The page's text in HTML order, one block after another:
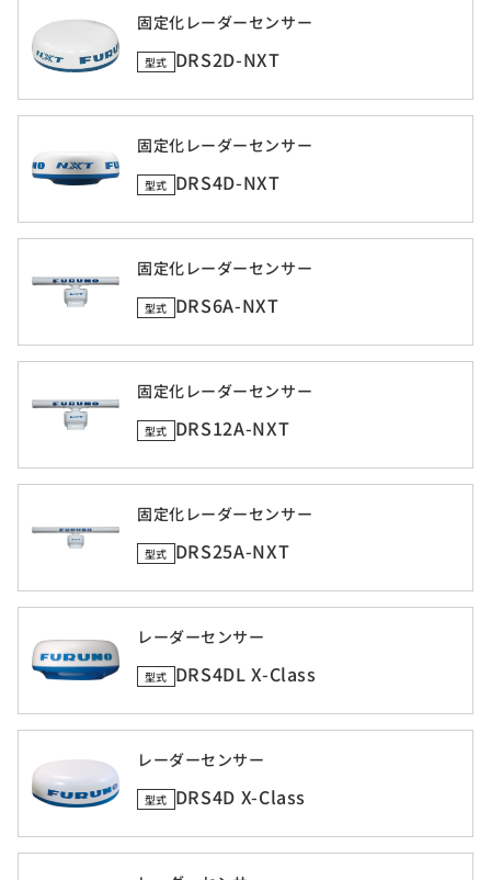
固定化レーダーセンサー
型式 DRS2D-NXT
固定化レーダーセンサー
型式 DRS4D-NXT
固定化レーダーセンサー
型式 DRS6A-NXT
固定化レーダーセンサー
型式 DRS12A-NXT
固定化レーダーセンサー
型式 DRS25A-NXT
レーダーセンサー
型式 DRS4DL X-Class
レーダーセンサー
型式 DRS4D X-Class